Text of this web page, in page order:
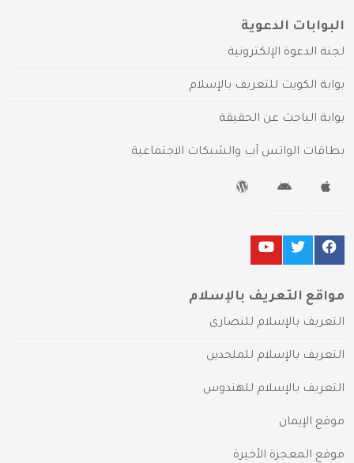
البوابات الدعوية
لجنة الدعوة الإلكترونية
بوابة الكويت للتعريف بالإسلام
بوابة الباحث عن الحقيقة
بطاقات الواتس آب والشبكات الاجتماعية
مواقع التعريف بالإسلام
التعريف بالإسلام للنصارى
التعريف بالإسلام للملحدين
التعريف بالإسلام للهندوس
موقع الإيمان
موقع المعجزة الأخيرة